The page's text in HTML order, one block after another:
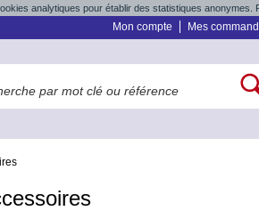
analytiques pour établir des statistiques anonymes.
Mon compte Mes